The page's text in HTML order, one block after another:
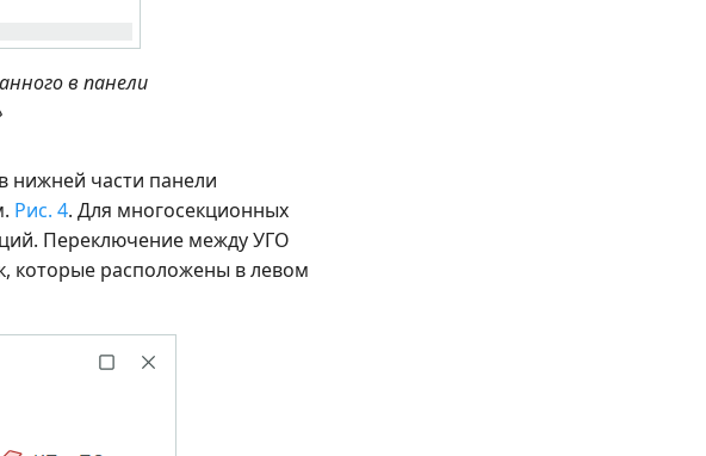
в панели
нижней части панели
Рис. 4. Для многосекционных
Переключение между УГО
которые расположены в левом